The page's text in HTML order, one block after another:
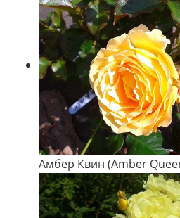
Амбер Квин (Amber